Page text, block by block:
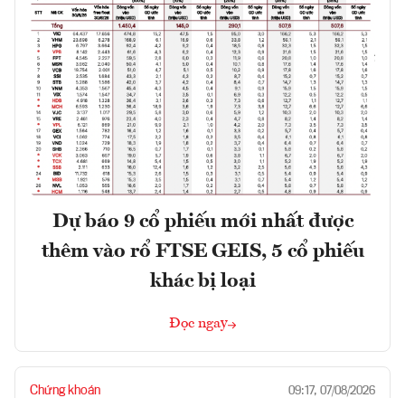
Dự báo 9 cổ phiếu mới nhất được
thêm vào rổ FTSE GEIS, 5 cổ phiếu
khác bị loại
Đọc ngay
Chứng khoán 09:17, 07/08/2026